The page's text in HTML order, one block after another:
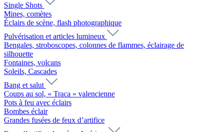
Single Shots
Mines, comètes
Éclairs de scène, flash photographique
Pulvérisation et articles lumineux
Bengales, stroboscopes, colonnes de flammes, éclairage de
silhouette
Fontaines, volcans
Soleils, Cascades
Bang et salut
Coups au sol, « Traca » valencienne
Pots à feu avec éclairs
Bombes éclair
Grandes fusées de feux d’artifice